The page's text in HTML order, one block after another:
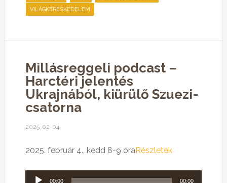
VILÁGKERESKEDELEM
Millásreggeli podcast –
Harctéri jelentés
Ukrajnából, kiürülő Szuezi-
csatorna
2025-02-04
2025. február 4., kedd 8-9 óraRészletek
Audió
00:00 00:00